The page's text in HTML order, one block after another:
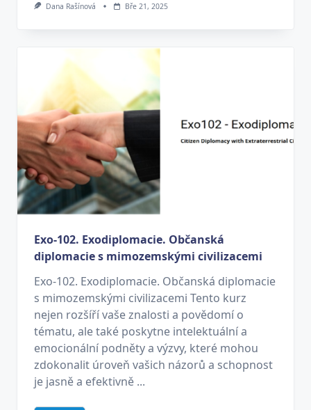
Dana Rašínová Bře 21, 2025
Exo-102. Exodiplomacie. Občanská
diplomacie s mimozemskými civilizacemi
Exo-102. Exodiplomacie. Občanská diplomacie
s mimozemskými civilizacemi Tento kurz
nejen rozšíří vaše znalosti a povědomí o
tématu, ale také poskytne intelektuální a
emocionální podněty a výzvy, které mohou
zdokonalit úroveň vašich názorů a schopnost
je jasně a efektivně ...